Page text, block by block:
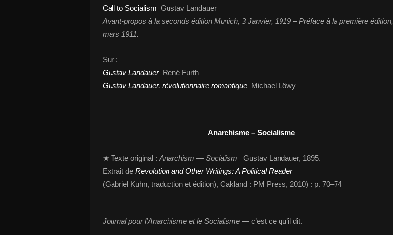
Call to Socialism Gustav Landauer
Avant-propos à la seconds édition Munich, 3 Janvier, 1919 – Préface à la première édition,
mars 1911.
Sur :
Gustav LandauerRené Furth
Gustav Landauer, révolutionnaire romantique Michael Löwy
Anarchisme – Socialisme
★ Texte original : Anarchism — Socialism
Gustav Landauer, 1895.
Extrait de Revolution and Other Writings: A Political Reader
(Gabriel Kuhn, traduction et édition), Oakland : PM Press, 2010) : p. 70–74
Journal pour l’Anarchisme et le Socialisme — c’est ce qu’il dit.